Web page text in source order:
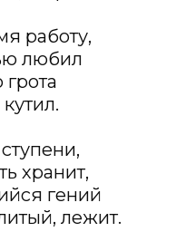
работу,
любил
грота
хранит,
гений
лежит.